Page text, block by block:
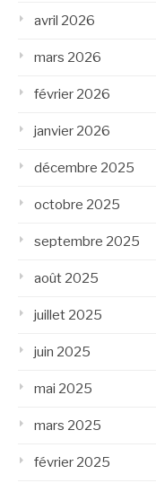
avril 2026
mars 2026
février 2026
janvier 2026
décembre 2025
octobre 2025
septembre 2025
août 2025
juillet 2025
juin 2025
mai 2025
mars 2025
février 2025